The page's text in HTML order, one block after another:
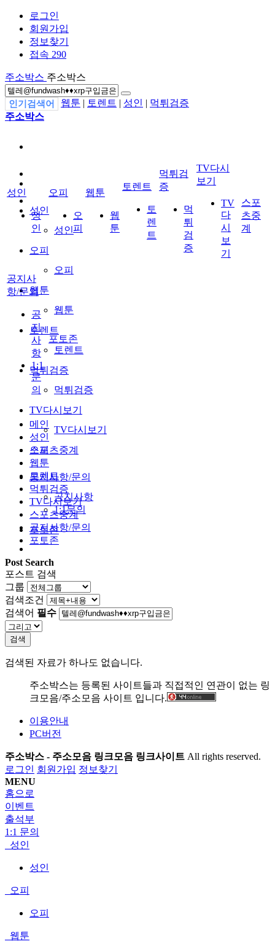
로그인
회원가입
정보찾기
접속 290
주소박스 주소박스
인기검색어 웹툰 | 토렌트 | 성인 | 먹튀검증
주소박스
성인
성인
오피
오피
웹툰
웹툰
토렌트
토렌트
먹튀검증
먹튀검증
TV다시보기
TV다시보기
스포츠중계
공지사항/문의
공지사항
1:1문의
포토존
성인
성
인
오피
오
피
웹툰
웹
툰
토렌트
토
렌
트
먹튀검
증
먹
튀
검
증
TV다시
보기
TV
다
시
보
기
스포
츠중
계
공지사
항/문의
공
지
사
항
1:1
문
의
포토존
메인
성인
오피
웹툰
토렌트
먹튀검증
TV다시보기
스포츠중계
공지사항/문의
포토존
Post Search
포스트 검색
그룹
검색조건
검색어 필수
검색
검색된 자료가 하나도 없습니다.
주소박스는 등록된 사이트들과 직접적인 연관이 없는 링
크모음/주소모음 사이트 입니다.
이용안내
PC버전
주소박스 - 주소모음 링크모음 링크사이트 All rights reserved.
로그인 회원가입 정보찾기
MENU
홈으로
이벤트
출석부
1:1 문의
성인
성인
오피
오피
웹툰